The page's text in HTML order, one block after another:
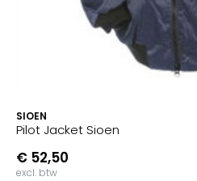
SIOEN
Pilot Jacket Sioen
€ 52,50
excl. btw